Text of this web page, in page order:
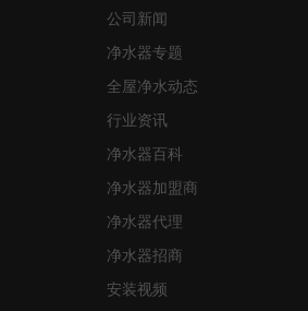
公司新闻
净水器专题
全屋净水动态
行业资讯
净水器百科
净水器加盟商
净水器代理
净水器招商
安装视频